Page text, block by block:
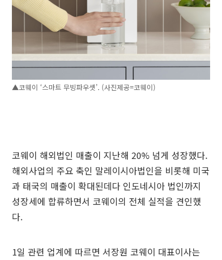
▲코웨이 ‘스마트 무빙파우셋’. (사진제공=코웨이)
코웨이 해외법인 매출이 지난해 20% 넘게 성장했다.
해외사업의 주요 축인 말레이시아법인을 비롯해 미국
과 태국의 매출이 확대된데다 인도네시아 법인까지
성장세에 합류하면서 코웨이의 전체 실적을 견인했
다.
1일 관련 업계에 따르면 서장원 코웨이 대표이사는